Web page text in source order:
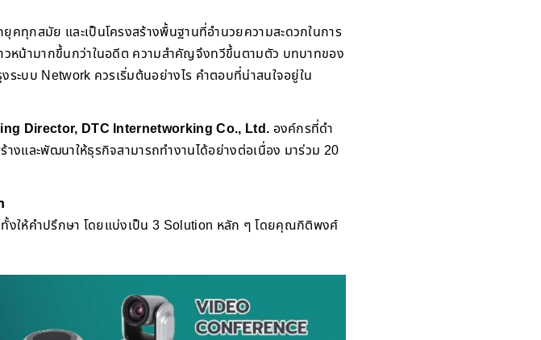
ทุกสมัย และเป็นโครงสร้างพื้นฐานที่อำนวยความสะดวกในการ
วหน้ามากขึ้นกว่าในอดีต ความสำคัญจึงทวีขึ้นตามตัว บทบาทของ
ะบบ Network ควรเริ่มต้นอย่างไร คำตอบที่น่าสนใจอยู่ใน
Director, DTC Internetworking Co., Ltd. องค์กรที่ดำ
งและพัฒนาให้ธุรกิจสามารถทำงานได้อย่างต่อเนื่อง มาร่วม 20
งให้คำปรึกษา โดยแบ่งเป็น 3 Solution หลัก ๆ โดยคุณกิติพงศ์